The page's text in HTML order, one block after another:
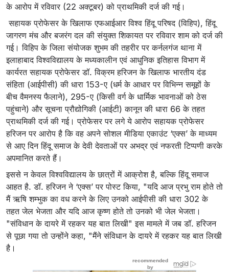
के आरोप में रविवार (22 अक्टूबर) को प्राथमिकी दर्ज की गई।
सहायक प्रोफेसर के खिलाफ एफआईआर विश्व हिंदू परिषद (विहिप), हिंदू
जागरण मंच और बजरंग दल की संयुक्त शिकायत पर रविवार शाम को दर्ज की
गई। विहिप के जिला संयोजक शुभम की तहरीर पर कर्नलगंज थाना में
इलाहाबाद विश्वविद्यालय के मध्यकालीन एवं आधुनिक इतिहास विभाग में
कार्यरत सहायक प्रोफेसर डॉ. विक्रम हरिजन के खिलाफ भारतीय दंड
संहिता (आईपीसी) की धारा 153-ए (धर्म के आधार पर विभिन्न समूहों के
बीच वैमनस्य फैलाने), 295-ए (किसी वर्ग के धार्मिक भावनाओं को ठेस
पहुंचाने) और सूचना प्रौद्योगिकी (आईटी) कानून की धारा 66 के तहत
प्राथमिकी दर्ज की गई। प्रोफेसर पर लगे ये आरोप सहायक प्रोफेसर
हरिजन पर आरोप है कि वह अपने सोशल मीडिया एकाउंट ‘एक्स’ के माध्यम
से आए दिन हिंदू समाज के देवी देवताओं पर अभद्र एवं नफरती टिप्पणी करके
अपमानित करते हैं।
इससे न केवल विश्वविद्यालय के छात्रों में आक्रोश है, बल्कि हिंदू समाज
आहत है. डॉ. हरिजन ने ‘एक्स’ पर पोस्ट किया, "यदि आज प्रभु राम होते तो
मैं ऋषि शम्भुक का वध करने के लिए उनको आईपीसी की धारा 302 के
तहत जेल भेजता और यदि आज कृष्ण होते तो उनको भी जेल भेजता।
"संविधान के दायरे में रहकर यह बात लिखी" इस मामले में जब डॉ. हरिजन
से पूछा गया तो उन्होंने कहा, "मैंने संविधान के दायरे में रहकर यह बात लिखी
है।